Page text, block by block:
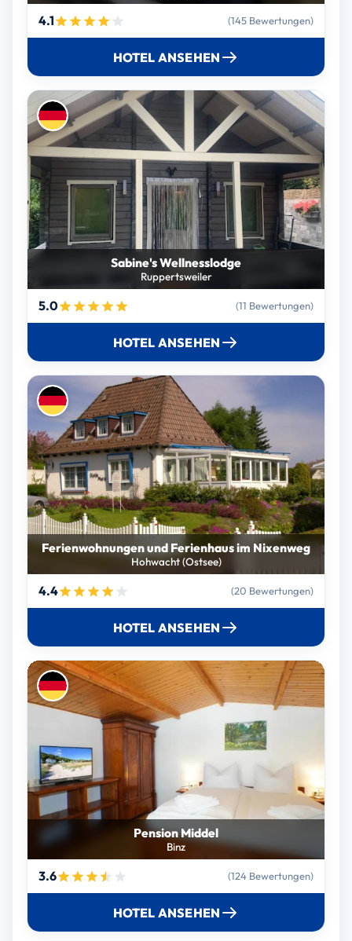
4.1 (145 Bewertungen)
HOTEL ANSEHEN
Sabine's Wellnesslodge
Ruppertsweiler
5.0 (11 Bewertungen)
HOTEL ANSEHEN
Ferienwohnungen und Ferienhaus im Nixenweg
Hohwacht (Ostsee)
4.4 (20 Bewertungen)
HOTEL ANSEHEN
Pension Middel
Binz
3.6 (124 Bewertungen)
HOTEL ANSEHEN